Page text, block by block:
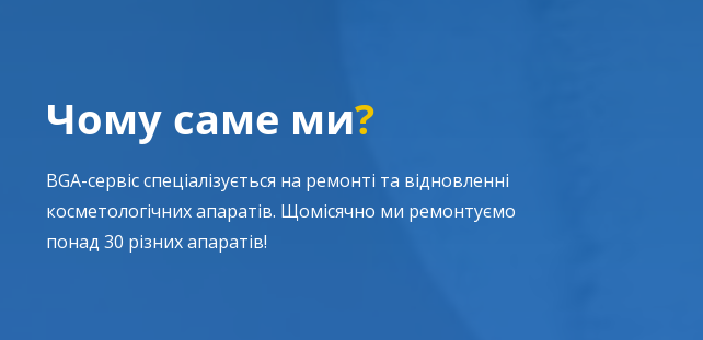
Чому саме ми?
BGA-сервіс спеціалізується на ремонті та відновленні
косметологічних апаратів. Щомісячно ми ремонтуємо
понад 30 різних апаратів!